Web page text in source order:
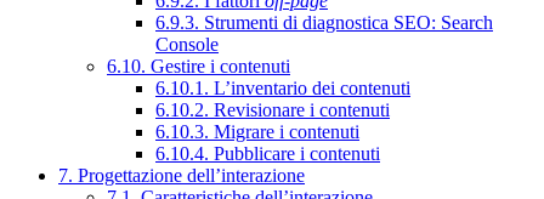
6.9.3. Strumenti di diagnostica SEO: Search
Console
6.10. Gestire i contenuti
6.10.1. L’inventario dei contenuti
6.10.2. Revisionare i contenuti
6.10.3. Migrare i contenuti
6.10.4. Pubblicare i contenuti
7. Progettazione dell’interazione